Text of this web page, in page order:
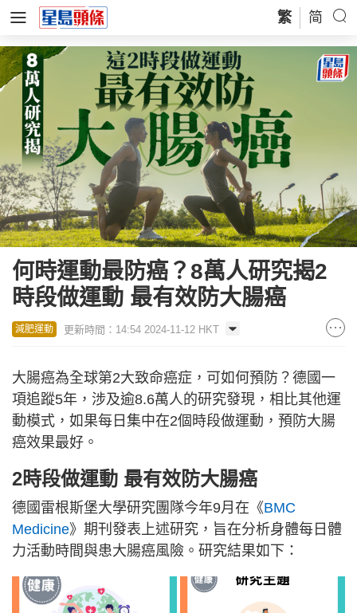
繁 简
何時運動最防癌？8萬人研究揭2
時段做運動 最有效防大腸癌
減肥運動 更新時間：14:54 2024-11-12 HKT
大腸癌為全球第2大致命癌症，可如何預防？德國一
項追蹤5年，涉及逾8.6萬人的研究發現，相比其他運
動模式，如果每日集中在2個時段做運動，預防大腸
癌效果最好。
2時段做運動 最有效防大腸癌
德國雷根斯堡大學研究團隊今年9月在《BMC
Medicine》期刊發表上述研究，旨在分析身體每日體
力活動時間與患大腸癌風險。研究結果如下：